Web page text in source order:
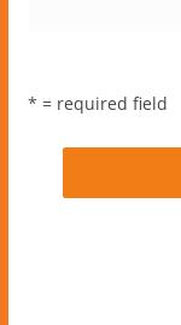
* = required field